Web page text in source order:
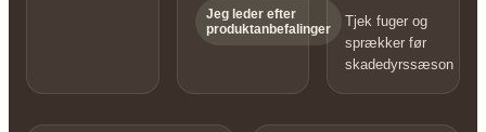
Jeg leder efter
produktanbefalinger
Tjek fuger og
sprækker før
skadedyrssæson